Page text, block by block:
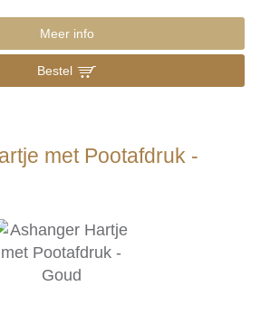
Meer info
Bestel
met Pootafdruk -